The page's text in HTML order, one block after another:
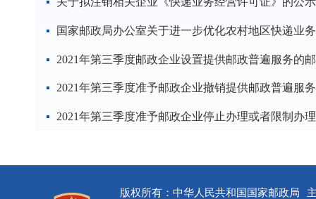
版权所有：中华人民共和国国家邮政局